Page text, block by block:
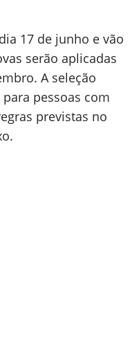
17 de junho e vão
serão aplicadas
A seleção
pessoas com
previstas no